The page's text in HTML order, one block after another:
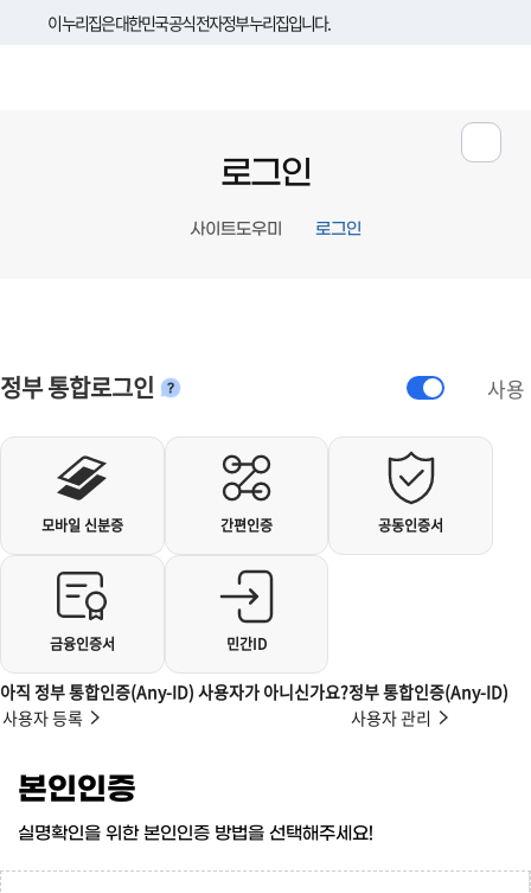
이 누리집은 대한민국 공식 전자정부 누리집입니다.
로그인
사이트도우미 로그인
정부 통합로그인안내 사용
아직 정부 통합인증(Any-ID) 사용자가 아니신가요?
사용자 등록
정부 통합인증(Any-ID)
사용자 관리
개인사용자 로그인
모바일 신분증 간편인증 공동인증서
금융인증서 민간ID
본인인증
실명확인을 위한 본인인증 방법을 선택해주세요!